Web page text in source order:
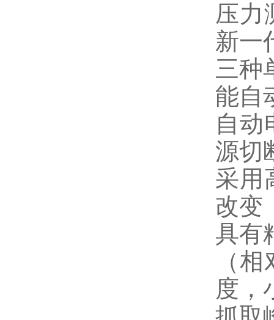
压力
新一
三种
能自
自动
源切
采用
改变
具有
（
度，